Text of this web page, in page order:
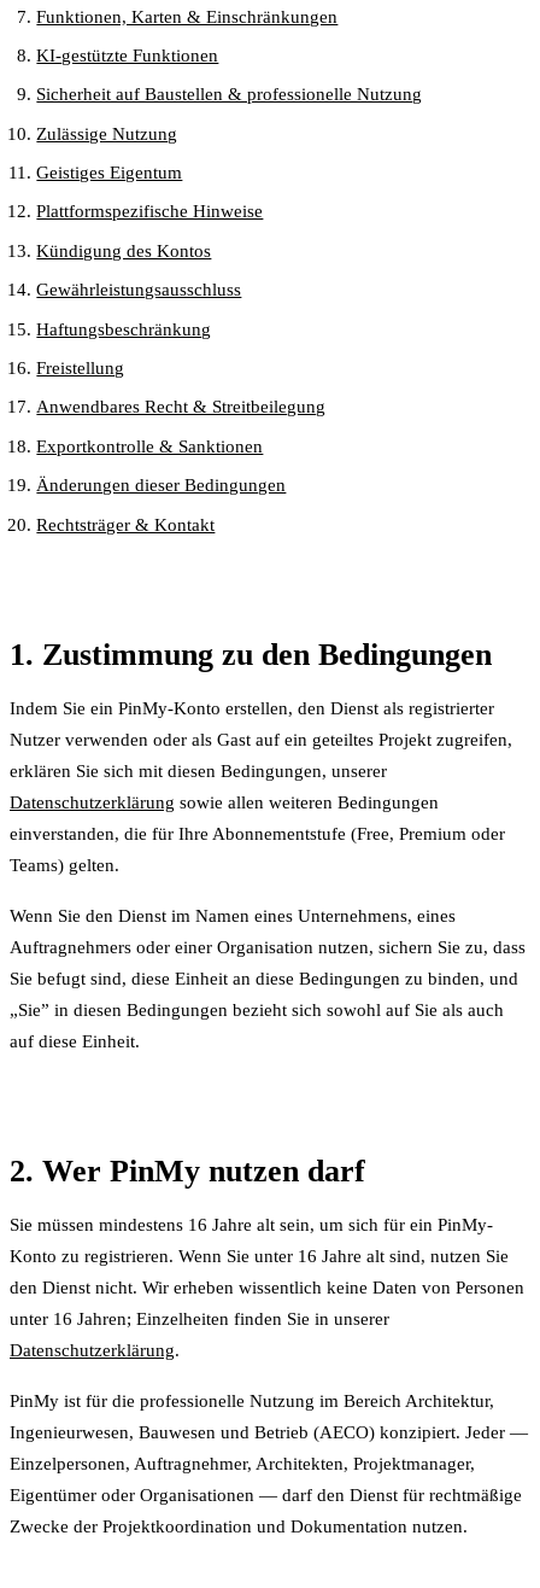
Funktionen, Karten & Einschränkungen
KI-gestützte Funktionen
Sicherheit auf Baustellen & professionelle Nutzung
Zulässige Nutzung
Geistiges Eigentum
Plattformspezifische Hinweise
Kündigung des Kontos
Gewährleistungsausschluss
Haftungsbeschränkung
Freistellung
Anwendbares Recht & Streitbeilegung
Exportkontrolle & Sanktionen
Änderungen dieser Bedingungen
Rechtsträger & Kontakt
1. Zustimmung zu den Bedingungen
Indem Sie ein PinMy-Konto erstellen, den Dienst als registrierter
Nutzer verwenden oder als Gast auf ein geteiltes Projekt zugreifen,
erklären Sie sich mit diesen Bedingungen, unserer
Datenschutzerklärung sowie allen weiteren Bedingungen
einverstanden, die für Ihre Abonnementstufe (Free, Premium oder
Teams) gelten.
Wenn Sie den Dienst im Namen eines Unternehmens, eines
Auftragnehmers oder einer Organisation nutzen, sichern Sie zu, dass
Sie befugt sind, diese Einheit an diese Bedingungen zu binden, und
„Sie” in diesen Bedingungen bezieht sich sowohl auf Sie als auch
auf diese Einheit.
2. Wer PinMy nutzen darf
Sie müssen mindestens 16 Jahre alt sein, um sich für ein PinMy-
Konto zu registrieren. Wenn Sie unter 16 Jahre alt sind, nutzen Sie
den Dienst nicht. Wir erheben wissentlich keine Daten von Personen
unter 16 Jahren; Einzelheiten finden Sie in unserer
Datenschutzerklärung.
PinMy ist für die professionelle Nutzung im Bereich Architektur,
Ingenieurwesen, Bauwesen und Betrieb (AECO) konzipiert. Jeder —
Einzelpersonen, Auftragnehmer, Architekten, Projektmanager,
Eigentümer oder Organisationen — darf den Dienst für rechtmäßige
Zwecke der Projektkoordination und Dokumentation nutzen.